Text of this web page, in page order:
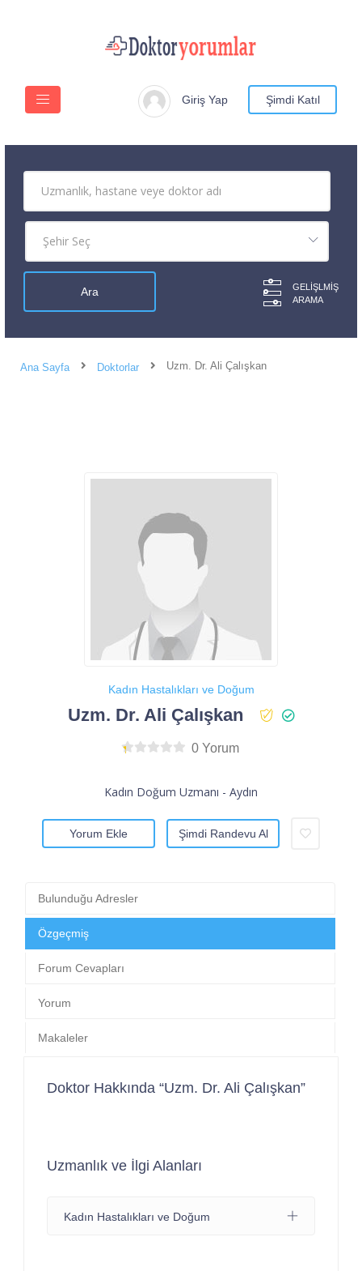
Giriş Yap Şimdi Katıl
GELIŞLMIŞ
ARAMA
Ana Sayfa Doktorlar Uzm. Dr. Ali Çalışkan
Kadın Hastalıkları ve Doğum
Uzm. Dr. Ali Çalışkan
0 Yorum
Kadın Doğum Uzmanı - Aydın
Yorum Ekle Şimdi Randevu Al
Bulunduğu Adresler
Özgeçmiş
Forum Cevapları
Yorum
Makaleler
Doktor Hakkında “Uzm. Dr. Ali Çalışkan”
Uzmanlık ve İlgi Alanları
Kadın Hastalıkları ve Doğum